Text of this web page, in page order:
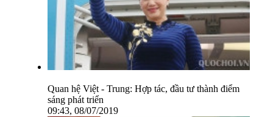
Quan hệ Việt - Trung: Hợp tác, đầu tư thành điểm
sáng phát triển
09:43, 08/07/2019